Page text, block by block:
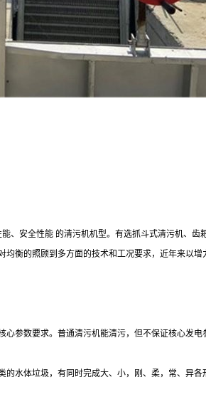
、安全性能 的清污机机型。有选抓斗式清污机、
衡的照顾到多方面的技术和工况要求，近年来以
参数要求。普通清污机能清污，但不保证核心发电
水体垃圾，有同时完成大、小，刚、柔，常、异